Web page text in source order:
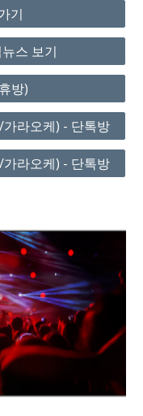
기
스 보기
방)
라오케) - 단톡방
라오케) - 단톡방